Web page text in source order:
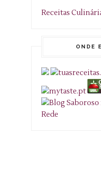
Receitas
ONDE